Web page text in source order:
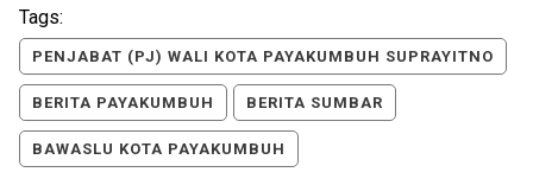
Tags:
PENJABAT (PJ) WALI KOTA PAYAKUMBUH SUPRAYITNO
BERITA PAYAKUMBUH BERITA SUMBAR
BAWASLU KOTA PAYAKUMBUH